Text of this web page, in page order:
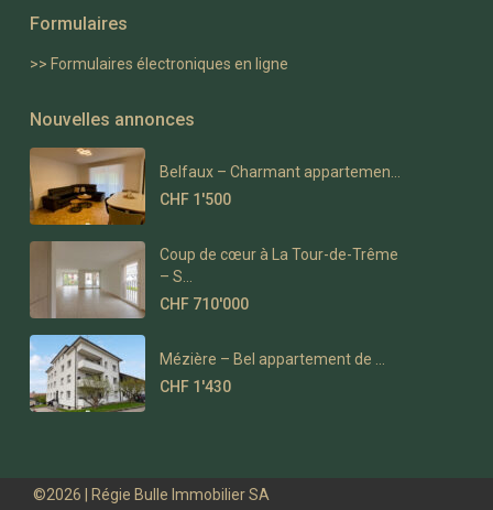
Formulaires
>> Formulaires électroniques en ligne
Nouvelles annonces
Belfaux – Charmant appartemen...
CHF 1'500
Coup de cœur à La Tour-de-Trême
– S...
CHF 710'000
Mézière – Bel appartement de ...
CHF 1'430
©2026 | Régie Bulle Immobilier SA